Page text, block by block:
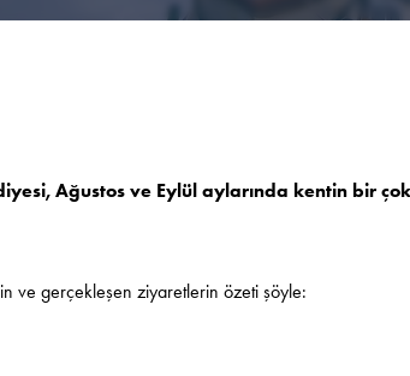
Ağustos ve Eylül aylarında kentin bir çok
ve gerçekleşen ziyaretlerin özeti şöyle: